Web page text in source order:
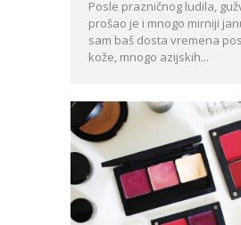
Posle prazničnog ludila,
prošao je i mnogo mirniji
sam baš dosta vremena
kože, mnogo azijskih...